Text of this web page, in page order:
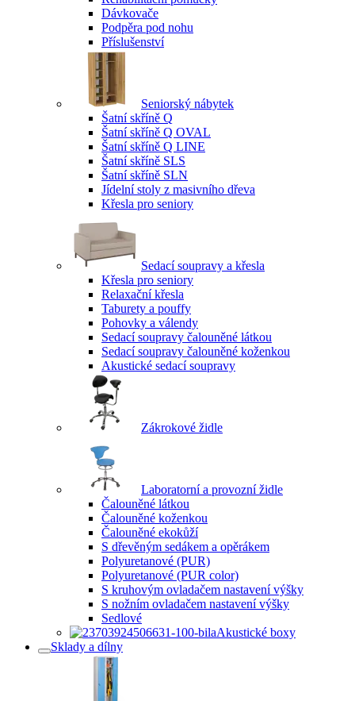
Dávkovače
Podpěra pod nohu
Příslušenství
Seniorský nábytek
Šatní skříně Q
Šatní skříně Q OVAL
Šatní skříně Q LINE
Šatní skříně SLS
Šatní skříně SLN
Jídelní stoly z masivního dřeva
Křesla pro seniory
Sedací soupravy a křesla
Křesla pro seniory
Relaxační křesla
Taburety a pouffy
Pohovky a válendy
Sedací soupravy čalouněné látkou
Sedací soupravy čalouněné koženkou
Akustické sedací soupravy
Zákrokové židle
Laboratorní a provozní židle
Čalouněné látkou
Čalouněné koženkou
Čalouněné ekokůží
S dřevěným sedákem a opěrákem
Polyuretanové (PUR)
Polyuretanové (PUR color)
S kruhovým ovladačem nastavení výšky
S nožním ovladačem nastavení výšky
Sedlové
Akustické boxy
Sklady a dílny